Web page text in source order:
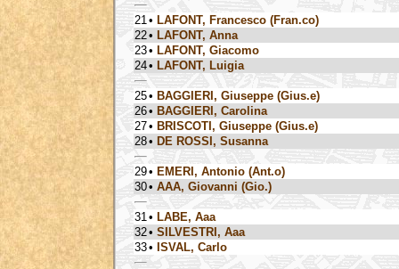
21 • LAFONT, Francesco (Fran.co)
22• LAFONT, Anna
23• LAFONT, Giacomo
24• LAFONT, Luigia
25• BAGGIERI, Giuseppe (Gius.e)
26• BAGGIERI, Carolina
27• BRISCOTI, Giuseppe (Gius.e)
28• DE ROSSI, Susanna
29• EMERI, Antonio (Ant.o)
30• AAA, Giovanni (Gio.)
31 • LABE, Aaa
32• SILVESTRI, Aaa
33• ISVAL, Carlo